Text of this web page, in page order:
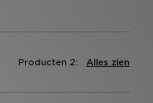
Alles zien
Producten 2: